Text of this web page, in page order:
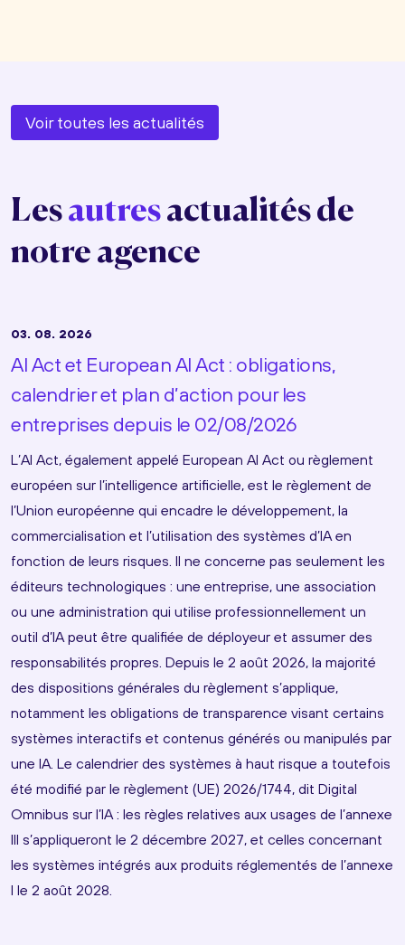
Voir toutes les actualités
Lesautresactualités de
notre agence
03. 08. 2026
AI Act et European AI Act : obligations,
calendrier et plan d’action pour les
entreprises depuis le 02/08/2026
L’AI Act, également appelé European AI Act ou règlement
européen sur l’intelligence artificielle, est le règlement de
l’Union européenne qui encadre le développement, la
commercialisation et l’utilisation des systèmes d’IA en
fonction de leurs risques. Il ne concerne pas seulement les
éditeurs technologiques : une entreprise, une association
ou une administration qui utilise professionnellement un
outil d’IA peut être qualifiée de déployeur et assumer des
responsabilités propres. Depuis le 2 août 2026, la majorité
des dispositions générales du règlement s’applique,
notamment les obligations de transparence visant certains
systèmes interactifs et contenus générés ou manipulés par
une IA. Le calendrier des systèmes à haut risque a toutefois
été modifié par le règlement (UE) 2026/1744, dit Digital
Omnibus sur l’IA : les règles relatives aux usages de l’annexe
III s’appliqueront le 2 décembre 2027, et celles concernant
les systèmes intégrés aux produits réglementés de l’annexe
I le 2 août 2028.